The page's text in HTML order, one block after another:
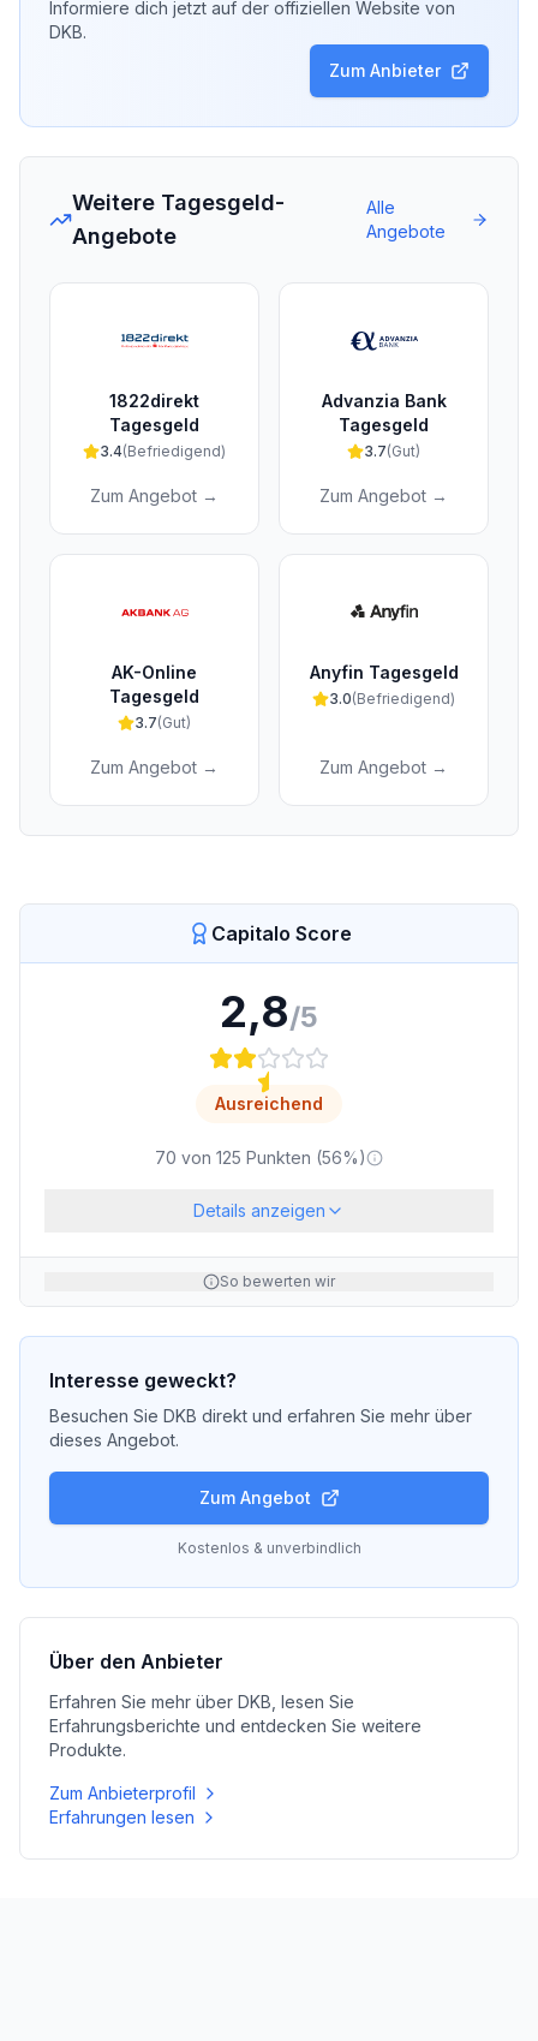
Informiere dich jetzt auf der offiziellen Website von
DKB.
Zum Anbieter
Weitere Tagesgeld-
Angebote
Alle
Angebote
1822direkt
Tagesgeld
3.4(Befriedigend)
Zum Angebot →
Advanzia Bank
Tagesgeld
3.7(Gut)
Zum Angebot →
AK-Online
Tagesgeld
3.7(Gut)
Zum Angebot →
Anyfin Tagesgeld
3.0(Befriedigend)
Zum Angebot →
Capitalo Score
2,8/5
Ausreichend
70 von 125 Punkten (56%)
Details anzeigen
So bewerten wir
Interesse geweckt?
Besuchen Sie DKB direkt und erfahren Sie mehr über
dieses Angebot.
Zum Angebot
Kostenlos & unverbindlich
Über den Anbieter
Erfahren Sie mehr über DKB , lesen Sie
Erfahrungsberichte und entdecken Sie weitere
Produkte.
Zum Anbieterprofil
Erfahrungen lesen